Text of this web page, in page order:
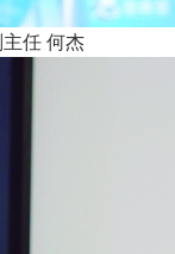
任 何杰